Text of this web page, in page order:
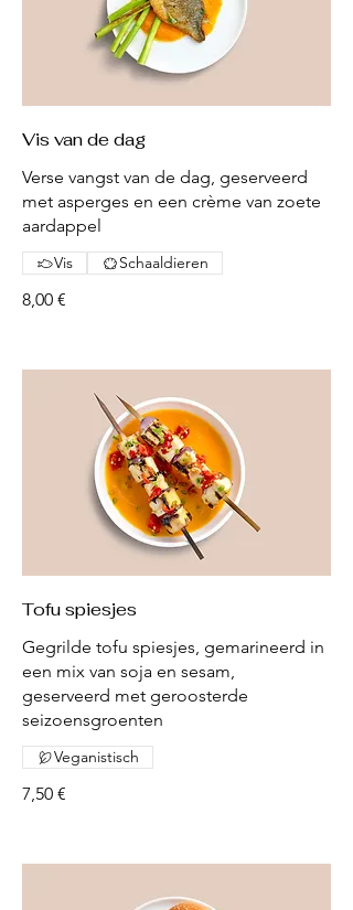
Vis van de dag
Verse vangst van de dag, geserveerd
met asperges en een crème van zoete
aardappel
8,00 €
Vis Schaaldieren
Tofu spiesjes
Gegrilde tofu spiesjes, gemarineerd in
een mix van soja en sesam,
geserveerd met geroosterde
seizoensgroenten
7,50 €
Veganistisch